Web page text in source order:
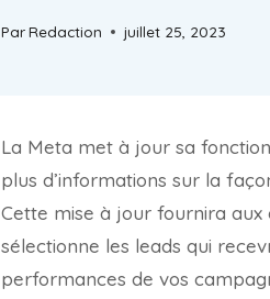
ParRedaction juillet 25, 2023
La Meta met à jour sa
plus d’informations sur la
Cette mise à jour fournira
sélectionne les leads qui
performances de vos